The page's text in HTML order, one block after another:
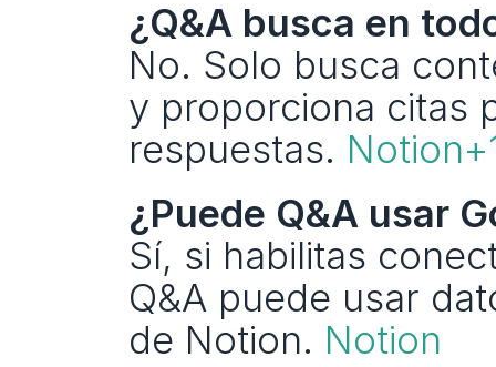
¿Q&A busca en
No. Solo busca
y proporciona citas
respuestas.
¿Puede Q&A usar
Sí, si habilitas
Q&A puede usar
de Notion. Notion